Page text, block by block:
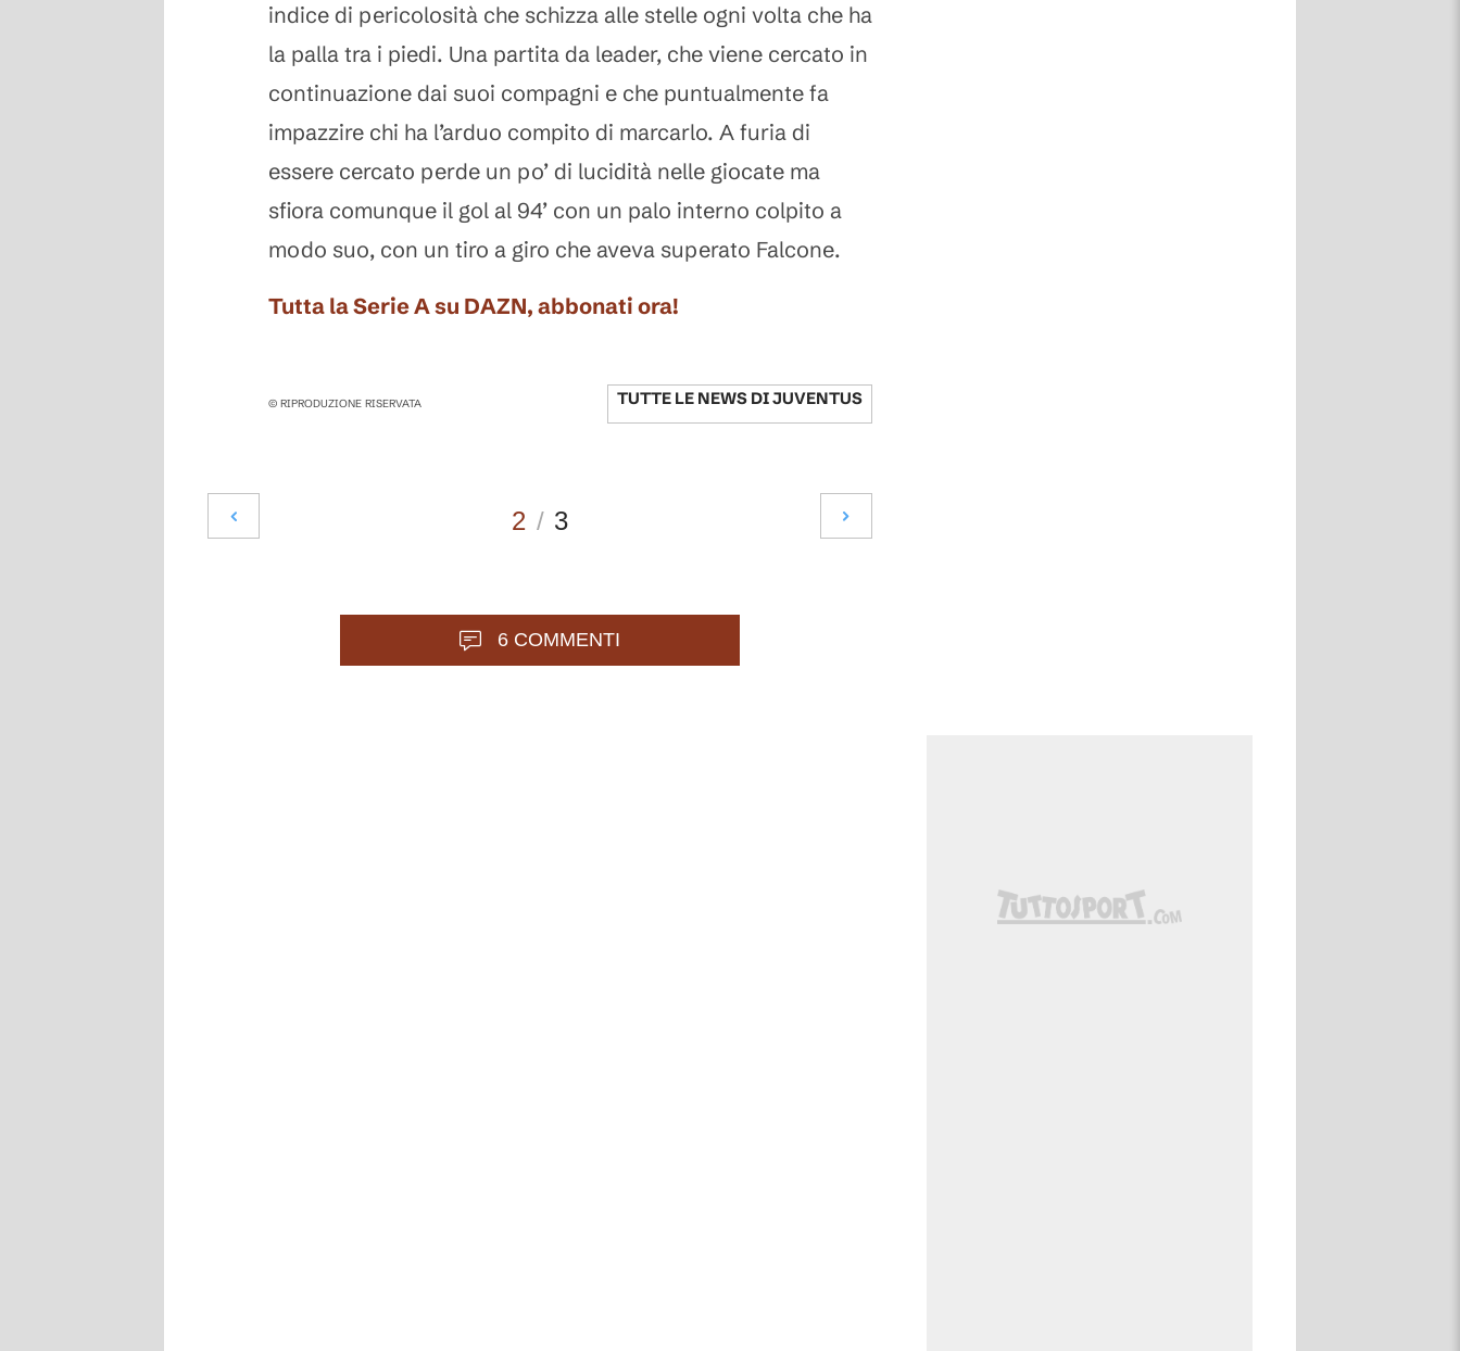
indice di pericolosità che schizza alle stelle ogni volta che ha
la palla tra i piedi. Una partita da leader, che viene cercato in
continuazione dai suoi compagni e che puntualmente fa
impazzire chi ha l’arduo compito di marcarlo. A furia di
essere cercato perde un po’ di lucidità nelle giocate ma
sfiora comunque il gol al 94’ con un palo interno colpito a
modo suo, con un tiro a giro che aveva superato Falcone.
Tutta la Serie A su DAZN, abbonati ora!
© RIPRODUZIONE RISERVATA TUTTE LE NEWS DIJUVENTUS
2 / 3
6 COMMENTI